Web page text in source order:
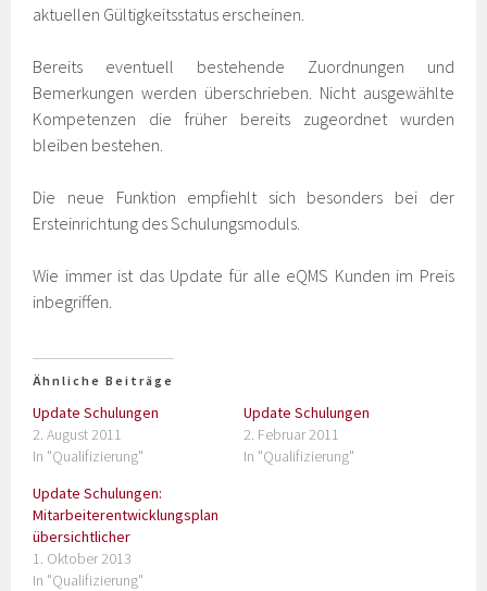
aktuellen Gültigkeitsstatus erscheinen.
Bereits eventuell bestehende Zuordnungen und
Bemerkungen werden überschrieben. Nicht ausgewählte
Kompetenzen die früher bereits zugeordnet wurden
bleiben bestehen.
Die neue Funktion empfiehlt sich besonders bei der
Ersteinrichtung des Schulungsmoduls.
Wie immer ist das Update für alle eQMS Kunden im Preis
inbegriffen.
Ähnliche Beiträge
Update Schulungen
2. August 2011
In "Qualifizierung"
Update Schulungen
2. Februar 2011
In "Qualifizierung"
Update Schulungen:
Mitarbeiterentwicklungsplan
übersichtlicher
1. Oktober 2013
In "Qualifizierung"